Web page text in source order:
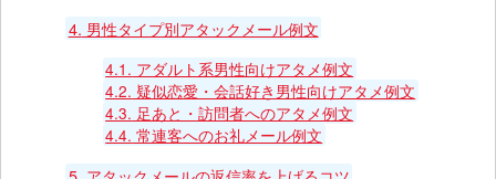
4. 男性タイプ別アタックメール例文
4.1. アダルト系男性向けアタメ例文
4.2. 疑似恋愛・会話好き男性向けアタメ例文
4.3. 足あと・訪問者へのアタメ例文
4.4. 常連客へのお礼メール例文